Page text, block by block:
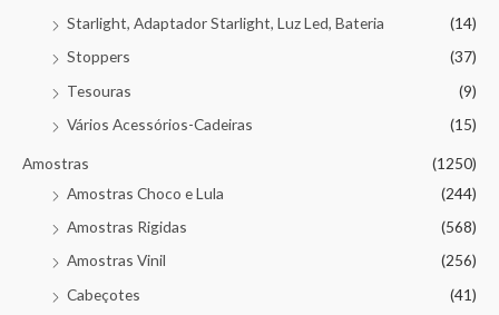
Starlight, Adaptador Starlight, Luz Led, Bateria
(14)
Stoppers
(37)
Tesouras
(9)
Vários Acessórios-Cadeiras
(15)
Amostras
(1250)
Amostras Choco e Lula
(244)
Amostras Rigidas
(568)
Amostras Vinil
(256)
Cabeçotes
(41)